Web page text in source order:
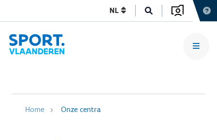
NL
Home Onze centra